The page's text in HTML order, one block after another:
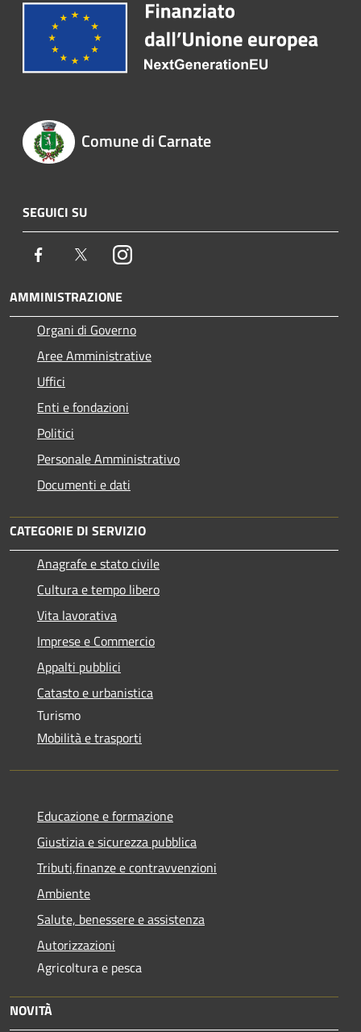
Comune di Carnate
SEGUICI SU
Facebook TwitterInstagram
AMMINISTRAZIONE
Organi di Governo
Aree Amministrative
Uffici
Enti e fondazioni
Politici
Personale Amministrativo
Documenti e dati
CATEGORIE DI SERVIZIO
Anagrafe e stato civile
Cultura e tempo libero
Vita lavorativa
Imprese e Commercio
Appalti pubblici
Catasto e urbanistica
Turismo
Mobilità e trasporti
Educazione e formazione
Giustizia e sicurezza pubblica
Tributi,finanze e contravvenzioni
Ambiente
Salute, benessere e assistenza
Autorizzazioni
Agricoltura e pesca
NOVITÀ